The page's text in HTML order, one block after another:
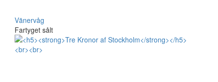
Vänervåg
Fartyget sålt